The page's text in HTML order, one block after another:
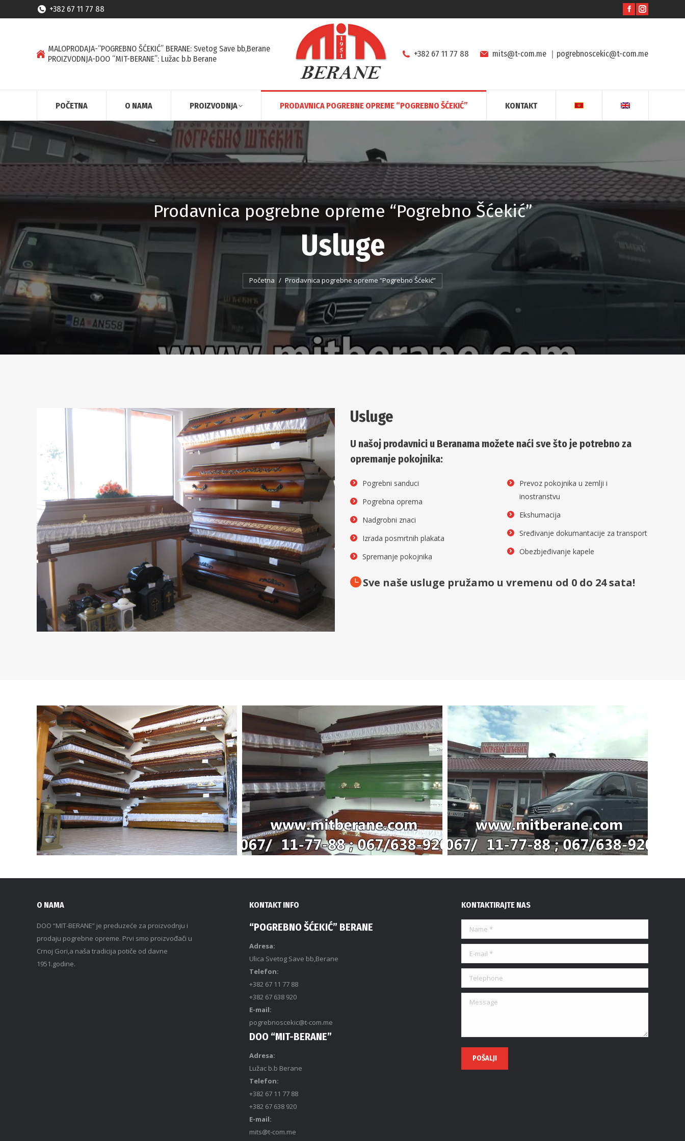
+382 67 11 77 88
MALOPRODAJA-“POGREBNO ŠĆEKIĆ” BERANE: Svetog Save bb,Berane
PROIZVODNJA-DOO “MIT-BERANE”: Lužac b.b Berane
+382 67 11 77 88 mits@t-com.me ｜ pogrebnoscekic@t-com.me
POČETNA O NAMA PROIZVODNJA PRODAVNICA POGREBNE OPREME “POGREBNO ŠĆEKIĆ” KONTAKT
Prodavnica pogrebne opreme “Pogrebno Šćekić”
Usluge
You are here:
Početna Prodavnica pogrebne opreme “Pogrebno Šćekić”
Usluge
U našoj prodavnici u Beranama možete naći sve što je potrebno za
opremanje pokojnika:
Pogrebni sanduci
Pogrebna oprema
Nadgrobni znaci
Izrada posmrtnih plakata
Spremanje pokojnika
Prevoz pokojnika u zemlji i
inostranstvu
Ekshumacija
Sređivanje dokumantacije za transport
Obezbjeđivanje kapele
Sve naše usluge pružamo u vremenu od 0 do 24 sata!
O NAMA
DOO “MIT-BERANE” je preduzeće za proizvodnju i
prodaju pogrebne opreme. Prvi smo proizvođači u
Crnoj Gori,a naša tradicija potiče od davne
1951.godine.
KONTAKT INFO
“POGREBNO ŠĆEKIĆ” BERANE
Adresa:
Ulica Svetog Save bb,Berane
Telefon:
+382 67 11 77 88
+382 67 638 920
E-mail:
pogrebnoscekic@t-com.me
DOO “MIT-BERANE”
Adresa:
Lužac b.b Berane
Telefon:
+382 67 11 77 88
+382 67 638 920
E-mail:
mits@t-com.me
KONTAKTIRAJTE NAS
Name *
E-mail *
Telephone
Message
POŠALJI